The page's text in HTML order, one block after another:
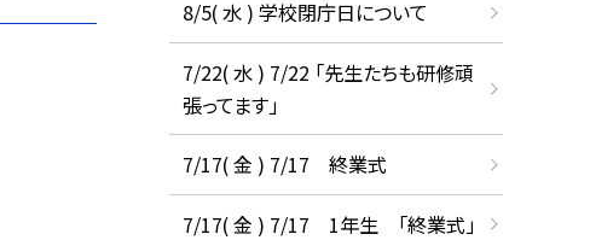
8/5( 水 ) 学校閉庁日について
7/22( 水 ) 7/22 「先生たちも研修頑
張ってます」
7/17( 金 ) 7/17 終業式
7/17( 金 ) 7/17 1年生 「終業式」